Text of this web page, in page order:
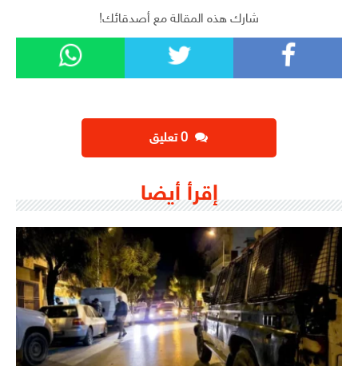
شارك هذه المقالة مع أصدقائك!
إقرأ أيضا